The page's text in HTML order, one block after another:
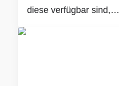
diese verfügbar sind,…